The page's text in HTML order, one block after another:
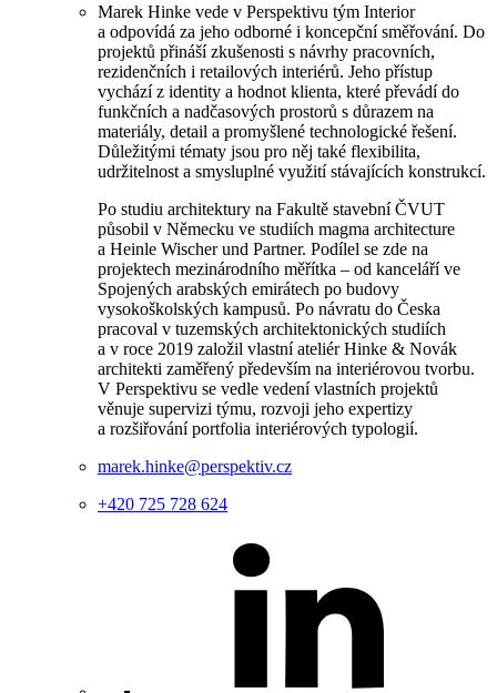
Marek Hinke vede v Perspektivu tým Interior
a odpovídá za jeho odborné i koncepční směřování. Do
projektů přináší zkušenosti s návrhy pracovních,
rezidenčních i retailových interiérů. Jeho přístup
vychází z identity a hodnot klienta, které převádí do
funkčních a nadčasových prostorů s důrazem na
materiály, detail a promyšlené technologické řešení.
Důležitými tématy jsou pro něj také flexibilita,
udržitelnost a smysluplné využití stávajících konstrukcí.
Po studiu architektury na Fakultě stavební ČVUT
působil v Německu ve studiích magma architecture
a Heinle Wischer und Partner. Podílel se zde na
projektech mezinárodního měřítka – od kanceláří ve
Spojených arabských emirátech po budovy
vysokoškolských kampusů. Po návratu do Česka
pracoval v tuzemských architektonických studiích
a v roce 2019 založil vlastní ateliér Hinke & Novák
architekti zaměřený především na interiérovou tvorbu.
V Perspektivu se vedle vedení vlastních projektů
věnuje supervizi týmu, rozvoji jeho expertizy
a rozšiřování portfolia interiérových typologií.
marek.hinke@perspektiv.cz
+420 725 728 624